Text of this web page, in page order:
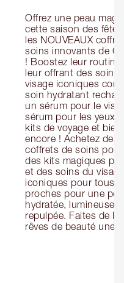
Offrez une peau
cette saison des fêtes
les NOUVEAUX
soins innovants de
! Boostez leur routine
leur offrant des soins
visage iconiques
soin hydratant
un sérum pour le
sérum pour les yeux,
kits de voyage et
encore ! Achetez des
coffrets de soins
des kits magiques
et des soins du visage
iconiques pour tous
proches pour une
hydratée, lumineuse
repulpée. Faites de
rêves de beauté une